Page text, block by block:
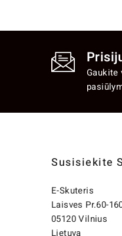
Gaukite
Susisiekite
E-Skuteris
Laisves Pr.60-
05120 Vilnius
Lietuva